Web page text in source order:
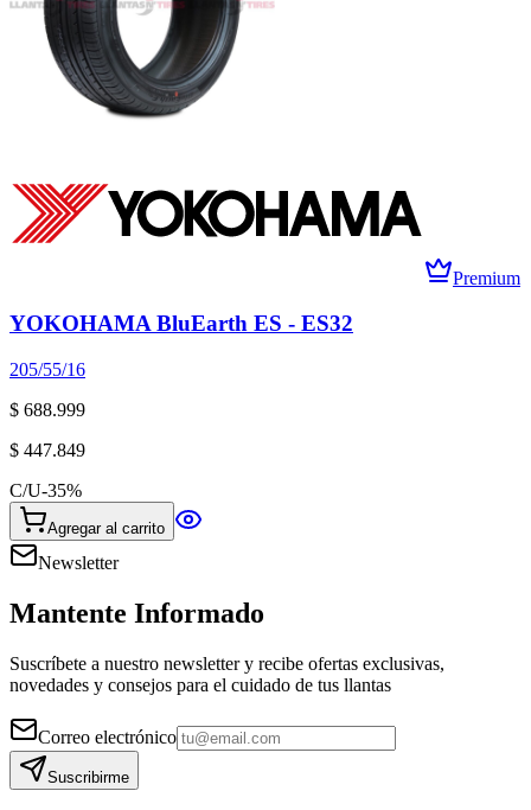
Premium
YOKOHAMA BluEarth ES - ES32
205/55/16
$ 688.999
$ 447.849
C/U-35%
Agregar al carrito
Newsletter
Mantente Informado
Suscríbete a nuestro newsletter y recibe ofertas exclusivas,
novedades y consejos para el cuidado de tus llantas
Correo electrónico
Suscribirme